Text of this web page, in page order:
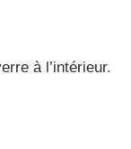
à l’intérieur.